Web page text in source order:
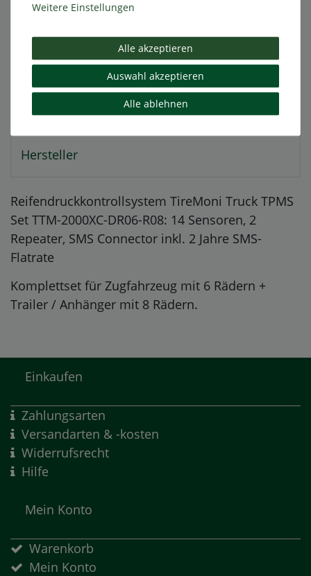
Weitere Details
EU-Verantwortlicher
Hersteller
Reifendruckkontrollsystem TireMoni Truck TPMS
Set TTM-2000XC-DR06-R08: 14 Sensoren, 2
Repeater, SMS Connector inkl. 2 Jahre SMS-
Flatrate
Komplettset für Zugfahrzeug mit 6 Rädern +
Trailer / Anhänger mit 8 Rädern.
Einkaufen
Zahlungsarten
Versandarten & -kosten
Widerrufsrecht
Hilfe
Mein Konto
Warenkorb
Mein Konto
Weitere Einstellungen
Alle akzeptieren
Auswahl akzeptieren
Alle ablehnen